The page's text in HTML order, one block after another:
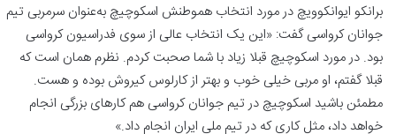
برانکو ایوانکوویچ در مورد انتخاب هموطنش اسکوچیچ به‌عنوان سرمربی تیم
جوانان کرواسی گفت: «این یک انتخاب عالی از سوی فدراسیون کرواسی
بود. در مورد اسکوچیچ قبلا زیاد با شما صحبت کردم. نظرم همان است که
قبلا گفتم، او مربی خیلی خوب و بهتر از کارلوس کیروش بوده و هست.
مطمئن باشید اسکوچیچ در تیم جوانان کرواسی هم کارهای بزرگی انجام
خواهد داد، مثل کاری که در تیم ملی ایران انجام داد.»